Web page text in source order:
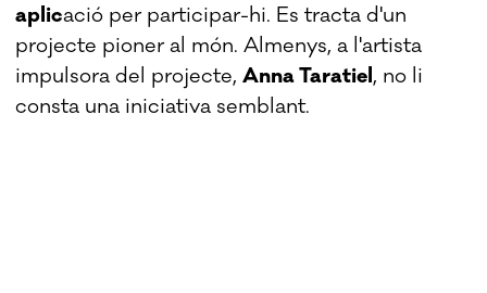
aplicació per participar-hi. Es tracta d'un
projecte pioner al món. Almenys, a l'artista
impulsora del projecte,Anna Taratiel , no li
consta una iniciativa semblant.